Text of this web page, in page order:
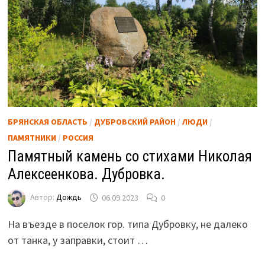
БРЯНСКАЯ ОБЛАСТЬ / ДУБРОВСКИЙ РАЙОН/ЛЮДИ/
ПАМЯТНИКИ/ РОССИЯ
Памятный камень со стихами Николая
Алексеенкова. Дубровка.
Автор: Дождь 06.09.2023 0
На въезде в поселок гор. типа Дубровку, не далеко
от танка, у заправки, стоит …